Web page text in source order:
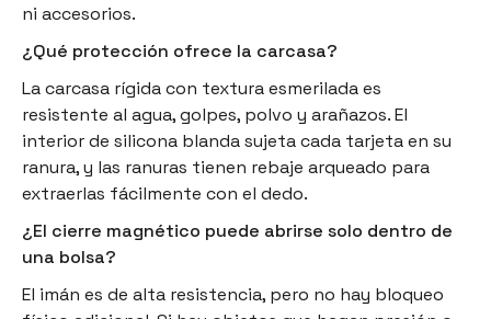
ni accesorios.
¿Qué protección ofrece la carcasa?
La carcasa rígida con textura esmerilada es
resistente al agua, golpes, polvo y arañazos. El
interior de silicona blanda sujeta cada tarjeta en su
ranura, y las ranuras tienen rebaje arqueado para
extraerlas fácilmente con el dedo.
¿El cierre magnético puede abrirse solo dentro de
una bolsa?
El imán es de alta resistencia, pero no hay bloqueo